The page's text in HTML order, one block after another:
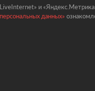
и
данных»